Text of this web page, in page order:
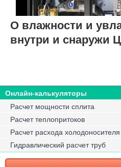
О влажности и
внутри и снаружи
Онлайн-калькуляторы
Расчет мощности сплита
Расчет теплопритоков
Расчет расхода холодоносителя
Гидравлический расчет труб